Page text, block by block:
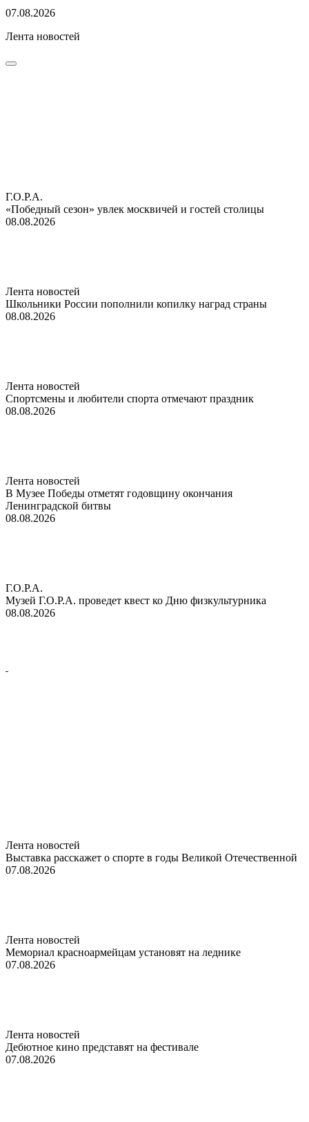
07.08.2026
Лента новостей
Г.О.Р.А.
«Победный сезон» увлек москвичей и гостей столицы
08.08.2026
Лента новостей
Школьники России пополнили копилку наград страны
08.08.2026
Лента новостей
Спортсмены и любители спорта отмечают праздник
08.08.2026
Лента новостей
В Музее Победы отметят годовщину окончания
Ленинградской битвы
08.08.2026
Г.О.Р.А.
Музей Г.О.Р.А. проведет квест ко Дню физкультурника
08.08.2026
Лента новостей
Выставка расскажет о спорте в годы Великой Отечественной
07.08.2026
Лента новостей
Мемориал красноармейцам установят на леднике
07.08.2026
Лента новостей
Дебютное кино представят на фестивале
07.08.2026